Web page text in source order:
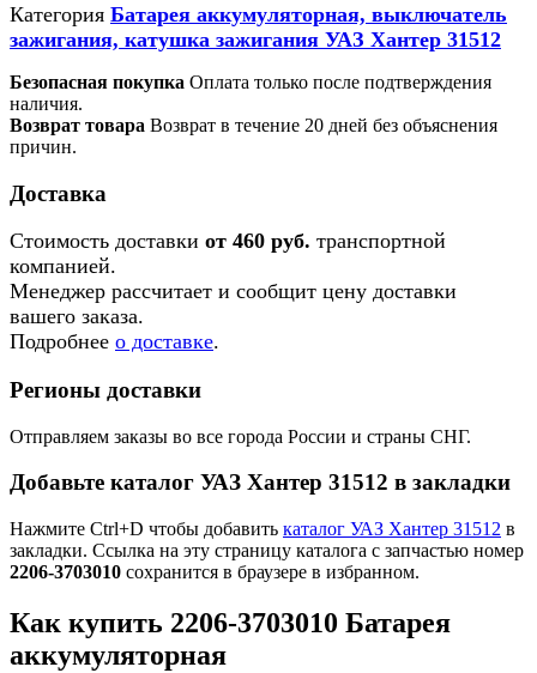
Категория Батарея аккумуляторная, выключатель
зажигания, катушка зажигания УАЗ Хантер 31512
Безопасная покупка Оплата только после подтверждения
наличия.
Возврат товара Возврат в течение 20 дней без объяснения
причин.
Доставка
Стоимость доставки от 460 руб. транспортной
компанией.
Менеджер рассчитает и сообщит цену доставки
вашего заказа.
Подробнее о доставке.
Регионы доставки
Отправляем заказы во все города России и страны СНГ.
Добавьте каталог УАЗ Хантер 31512 в закладки
Нажмите Ctrl+D чтобы добавить каталог УАЗ Хантер 31512 в
закладки. Ссылка на эту страницу каталога с запчастью номер
2206-3703010 сохранится в браузере в избранном.
Как купить 2206-3703010 Батарея
аккумуляторная